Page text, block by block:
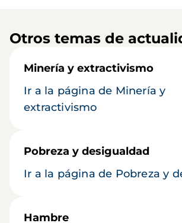
Otros temas de
Minería y extractivismo
Ir a la página de Minería y
extractivismo
Pobreza y desigualdad
Ir a la página de Pobreza y
Hambre